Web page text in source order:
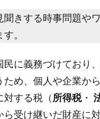
きする時事問題や
。
に義務づけており
め、個人や企業か
する税（ 所得税・
ら受け継いだ財産に